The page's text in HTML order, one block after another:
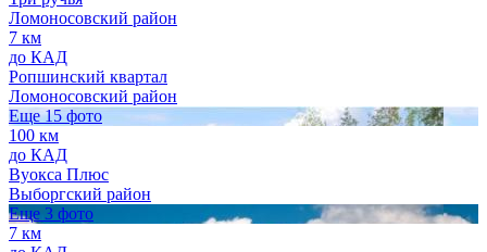
Ломоносовский район
7 км
до КАД
Ропшинский квартал
Ломоносовский район
Еще 15 фото
100 км
до КАД
Вуокса Плюс
Выборгский район
Еще 3 фото
7 км